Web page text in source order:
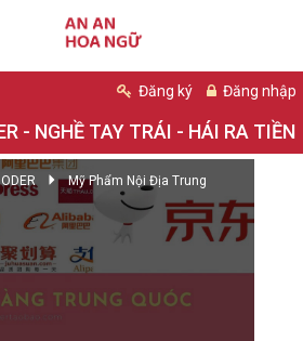
Đăng ký Đăng nhập
- NGHỀ TAY TRÁI - HÁI RA TIỀN
Mỹ Phẩm Nội Địa Trung